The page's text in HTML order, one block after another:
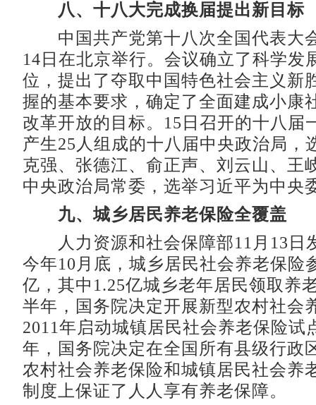
八、十八大完成换届提出新目标
中国共产党第十八次全国代表大
14日在北京举行。会议确立了科学发
位，提出了夺取中国特色社会主义新
握的基本要求，确定了全面建成小康
改革开放的目标。15日召开的十八届
产生25人组成的十八届中央政治局，
克强、张德江、俞正声、刘云山、王
中央政治局常委，选举习近平为中央
九、城乡居民养老保险全覆盖
人力资源和社会保障部11月13日
今年10月底，城乡居民社会养老保险
亿，其中1.25亿城乡老年居民领取养
半年，国务院决定开展新型农村社会
2011年启动城镇居民社会养老保险试
年，国务院决定在全国所有县级行政
农村社会养老保险和城镇居民社会养
制度上保证了人人享有养老保障。